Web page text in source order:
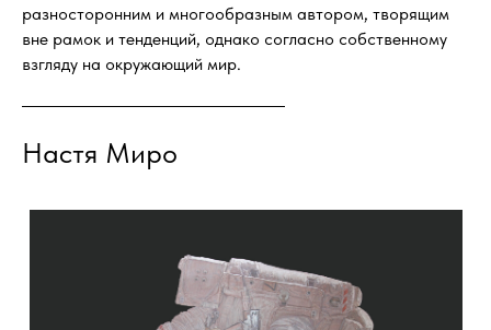
разносторонним и многообразным автором, творящим
вне рамок и тенденций, однако согласно собственному
взгляду на окружающий мир.
Настя Миро